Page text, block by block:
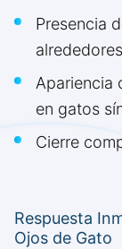
Presencia
alrededores
Apariencia
en gatos
Cierre
Respuesta
Ojos de Gato